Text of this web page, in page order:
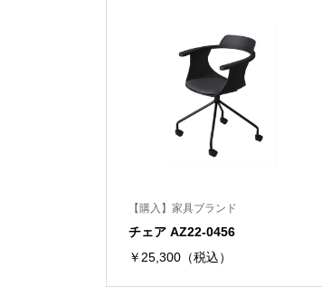
【購入】家具ブランド
チェア AZ22-0456
￥25,300（税込）